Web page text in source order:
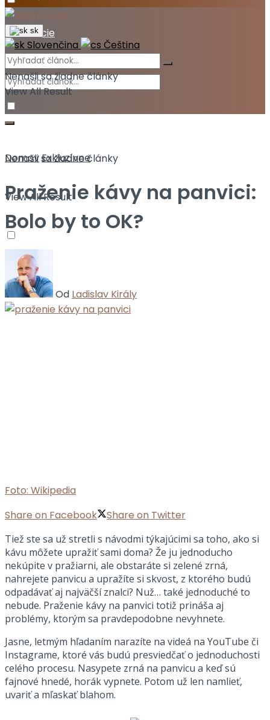
Akcie
Nenašli sa žiadne články
View All Result
sk
Slovenčina Čeština
Nenašli sa žiadne články
View All Result
DomovExkluzívne
Praženie kávy na panvici:
Bolo by to OK?
Od Ladislav Király
Foto: Wikipedia
Share on Facebook
Share on Twitter
Tiež ste sa už stretli s návodmi týkajúcimi sa toho, ako si
kávu môžete upražiť sami doma? Že ju jednoducho
nekúpite v pražiarni, ale obstaráte si zelené zrná,
nahrejete panvicu a upražíte si skvost, z ktorého budú
odpadávať aj najväčší znalci? Nuž… také jednoduché to
nebude. Praženie kávy na panvici totiž prináša aj
problémy, ktorým sa pravdepodobne nevyhnete.
Jasne, letmým hľadaním narazíte na videá na YouTube či
Instagrame, ktoré vás budú presviedčať o jednoduchosti
celého procesu. Nasypete zrná na panvicu a keď sú
fajnové hnedé, horák vypnete. Potom už len namlieť,
uvariť a mľaskať blahom.